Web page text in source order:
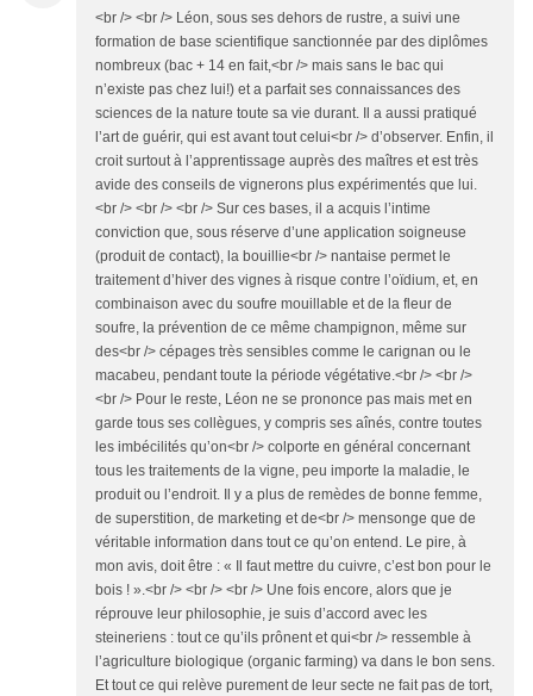
<br /> <br /> Léon, sous ses dehors de rustre, a suivi une
formation de base scientifique sanctionnée par des diplômes
nombreux (bac + 14 en fait,<br /> mais sans le bac qui
n’existe pas chez lui!) et a parfait ses connaissances des
sciences de la nature toute sa vie durant. Il a aussi pratiqué
l’art de guérir, qui est avant tout celui<br /> d’observer. Enfin, il
croit surtout à l’apprentissage auprès des maîtres et est très
avide des conseils de vignerons plus expérimentés que lui.
<br /> <br /> <br /> Sur ces bases, il a acquis l’intime
conviction que, sous réserve d’une application soigneuse
(produit de contact), la bouillie<br /> nantaise permet le
traitement d’hiver des vignes à risque contre l’oïdium, et, en
combinaison avec du soufre mouillable et de la fleur de
soufre, la prévention de ce même champignon, même sur
des<br /> cépages très sensibles comme le carignan ou le
macabeu, pendant toute la période végétative.<br /> <br />
<br /> Pour le reste, Léon ne se prononce pas mais met en
garde tous ses collègues, y compris ses aînés, contre toutes
les imbécilités qu’on<br /> colporte en général concernant
tous les traitements de la vigne, peu importe la maladie, le
produit ou l’endroit. Il y a plus de remèdes de bonne femme,
de superstition, de marketing et de<br /> mensonge que de
véritable information dans tout ce qu’on entend. Le pire, à
mon avis, doit être : « Il faut mettre du cuivre, c’est bon pour le
bois ! ».<br /> <br /> <br /> Une fois encore, alors que je
réprouve leur philosophie, je suis d’accord avec les
steineriens : tout ce qu’ils prônent et qui<br /> ressemble à
l’agriculture biologique (organic farming) va dans le bon sens.
Et tout ce qui relève purement de leur secte ne fait pas de tort,